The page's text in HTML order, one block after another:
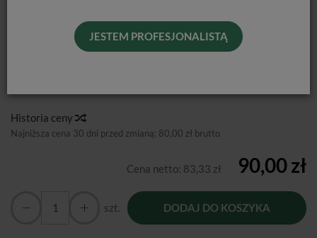
JESTEM PROFESJONALISTĄ
to cement cynkowo-fosforanowy szybkowiążący.
Historia ceny
Najniższa cena 30 dni przed zmianą: 80,00 zł brutto
Cena netto: 83,33 zł 90,00 zł
szt. DODAJ DO KOSZYKA